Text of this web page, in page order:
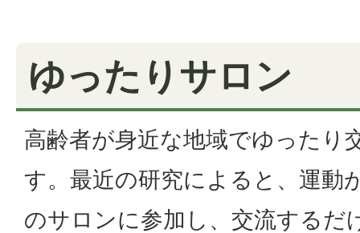
ゆったりサロン
高齢者が身近な地域でゆったり
す。最近の研究によると、運動
のサロンに参加し、交流するだ